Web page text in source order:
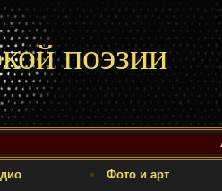
поэзии
Фото и арт